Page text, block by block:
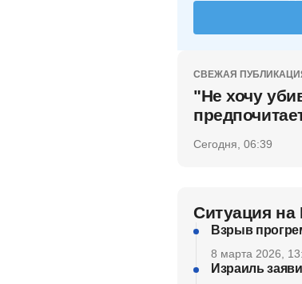
СВЕЖАЯ
"Не хочу
Сегодня, 06:39
Ситуация
Взрыв
8 марта 2026,
Израиль